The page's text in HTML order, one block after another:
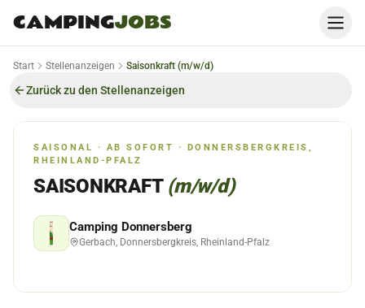
CAMPINGJOBS
Start Stellenanzeigen Saisonkraft (m/w/d)
Zurück zu den Stellenanzeigen
SAISONAL · AB SOFORT · DONNERSBERGKREIS,
RHEINLAND-PFALZ
SAISONKRAFT (m/w/d)
Camping Donnersberg
Gerbach, Donnersbergkreis, Rheinland-Pfalz